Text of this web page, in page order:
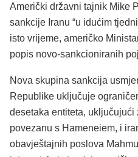
Američki državni tajnik Mike
sankcije Iranu “u idućim
isto vrijeme, američko
popis novo-sankcioniranih
Nova skupina sankcija
Republike uključuje
desetaka entiteta,
povezanu s Hameneiem, i
obavještajnih poslova